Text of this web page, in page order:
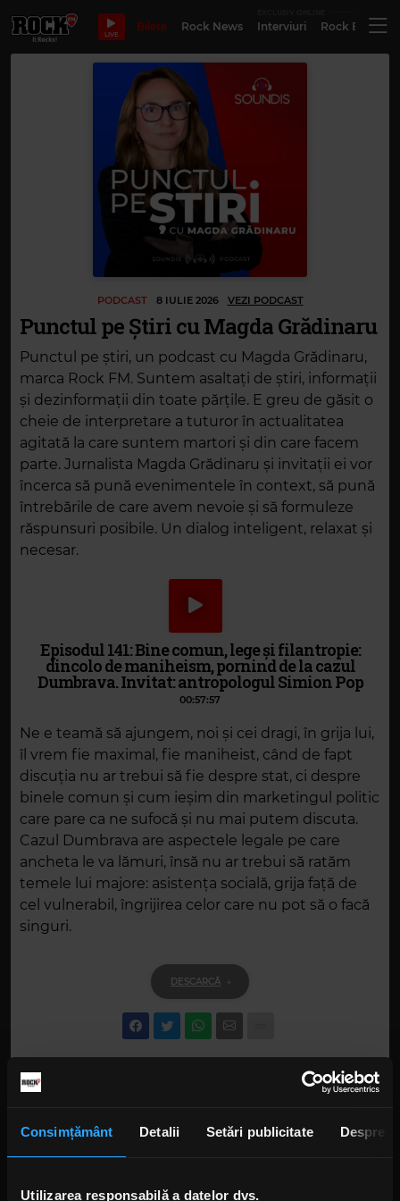
Consimțământ Detalii Setări publicitate Despre
Utilizarea responsabilă a datelor dvs.
LIVE
Bilete Rock News Interviuri Rock
PODCAST 8 IULIE 2026 VEZI PODCAST
Punctul pe Știri cu Magda Grădinaru
Punctul pe știri, un podcast cu Magda Grădinaru,
marca Rock FM. Suntem asaltați de știri, informații
și dezinformații din toate părțile. E greu de găsit o
cheie de interpretare a tuturor în actualitatea
agitată la care suntem martori și din care facem
parte. Jurnalista Magda Grădinaru și invitații ei vor
încerca să pună evenimentele în context, să pună
întrebările de care avem nevoie și să formuleze
răspunsuri posibile. Un dialog inteligent, relaxat și
necesar.
Episodul 141: Bine comun, lege și filantropie:
dincolo de maniheism, pornind de la cazul
Dumbrava. Invitat: antropologul Simion Pop
00:57:57
Ne e teamă să ajungem, noi și cei dragi, în grija lui,
îl vrem fie maximal, fie maniheist, când de fapt
discuția nu ar trebui să fie despre stat, ci despre
binele comun și cum ieșim din marketingul politic
care pare ca ne sufocă și nu mai putem discuta.
Cazul Dumbrava are aspectele legale pe care
ancheta le va lămuri, însă nu ar trebui să ratăm
temele lui majore: asistența socială, grija față de
cel vulnerabil, îngrijirea celor care nu pot să o facă
singuri.
DESCARCĂ